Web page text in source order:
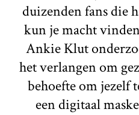
duizenden fans die
kun je macht
Ankie Klut
het verlangen om
behoefte om jezelf
een digitaal